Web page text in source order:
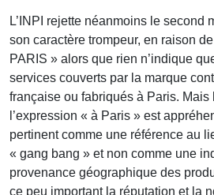
L’INPI rejette néanmoins le second
son caractère trompeur, en raison
PARIS » alors que rien n’indique
services couverts par la marque
française ou fabriqués à Paris. Mais
l’expression « à Paris » est
pertinent comme une référence au
« gang bang » et non comme une
provenance géographique des
ce peu important la réputation et la